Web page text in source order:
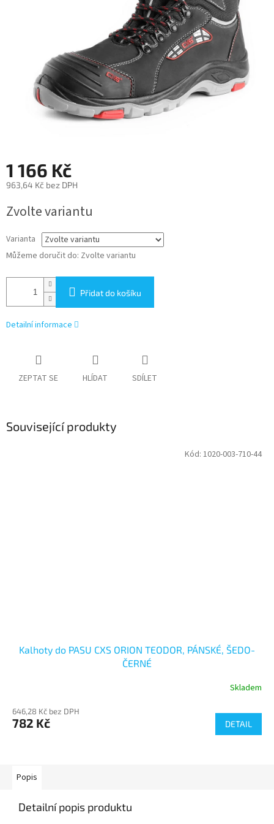
1 166 Kč
963,64 Kč bez DPH
cena:
Zvolte variantu
Varianta
Můžeme doručit do: Zvolte variantu
Přidat do košíku
Detailní informace
ZEPTAT SE HLÍDAT SDÍLET
Související produkty
Kalhoty do PASU CXS ORION TEODOR, PÁNSKÉ, ŠEDO-
ČERNÉ
Skladem
646,28 Kč bez DPH
782 Kč DETAIL
Kód: 1020-003-710-44
Popis
Detailní popis produktu